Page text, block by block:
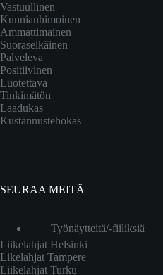
Vastuullinen
Kunnianhimoinen
Ammattimainen
Suoraselkäinen
Palveleva
Positiivinen
Luotettava
Tinkimätön
Laadukas
Kustannustehokas
SEURAA MEITÄ
Työnäytteitä/-fiiliksiä
Liikelahjat Helsinki
Likelahjat Tampere
Liikelahjat Turku